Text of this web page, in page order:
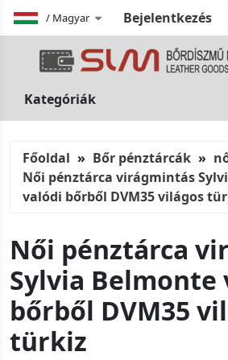
/ Magyar Bejelentkezés
Kategóriák
Főoldal Bőr pénztárcák
Női pénztárca virágmintás
valódi bőrből DVM35 világos
Női pénztárca
Sylvia Belmonte
bőrből DVM35
türkiz